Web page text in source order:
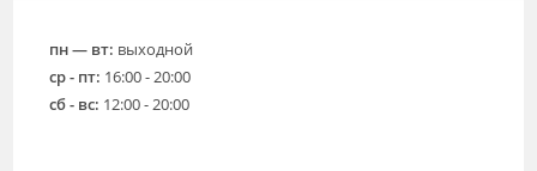
пн — вт: выходной
ср - пт: 16:00 - 20:00
сб - вс: 12:00 - 20:00